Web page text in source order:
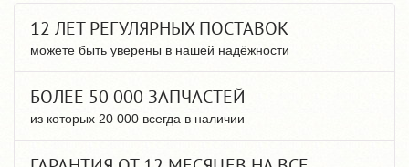
12 ЛЕТ РЕГУЛЯРНЫХ ПОСТАВОК
можете быть уверены в нашей надёжности
БОЛЕЕ 50 000 ЗАПЧАСТЕЙ
из которых 20 000 всегда в наличии